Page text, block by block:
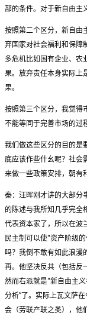
部的条件。对于新自由主
按照第二个区分，新自由
弃国家对社会福利和保障
多危机比如国有企业、农
果。放弃责任本身实际上
果。
按照第三个区分，我觉得
不能等同于完善市场的过
我们做这些区分的目的是
底应该作些什幺呢？社会
来做一些政策安排，朝有
秦：汪晖刚才讲的大部分
的陈述与我所知几乎完全
代表资本家了，所以在波
民主制可以使“资产阶级
吗？我倒不敢有如此浪漫
再。他坚决反共（包括反
然而右派就是“新自由主
分析”了。实际上瓦文萨
会（劳联产联之类），他